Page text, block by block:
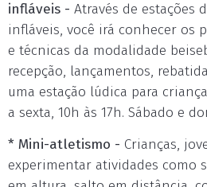
infláveis - Através de estações
infláveis, você irá conhecer os
e técnicas da modalidade
recepção, lançamentos,
uma estação lúdica para
a sexta, 10h às 17h. Sábado e
* Mini-atletismo - Crianças,
experimentar atividades como